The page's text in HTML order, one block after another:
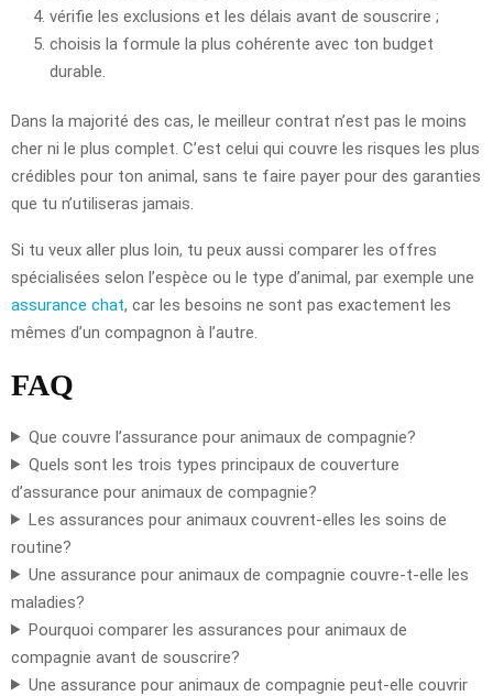
vérifie les exclusions et les délais avant de souscrire ;
choisis la formule la plus cohérente avec ton budget
durable.
Dans la majorité des cas, le meilleur contrat n’est pas le moins
cher ni le plus complet. C’est celui qui couvre les risques les plus
crédibles pour ton animal, sans te faire payer pour des garanties
que tu n’utiliseras jamais.
Si tu veux aller plus loin, tu peux aussi comparer les offres
spécialisées selon l’espèce ou le type d’animal, par exemple une
assurance chat, car les besoins ne sont pas exactement les
mêmes d’un compagnon à l’autre.
FAQ
Que couvre l’assurance pour animaux de compagnie?
Quels sont les trois types principaux de couverture
d’assurance pour animaux de compagnie?
Les assurances pour animaux couvrent-elles les soins de
routine?
Une assurance pour animaux de compagnie couvre-t-elle les
maladies?
Pourquoi comparer les assurances pour animaux de
compagnie avant de souscrire?
Une assurance pour animaux de compagnie peut-elle couvrir